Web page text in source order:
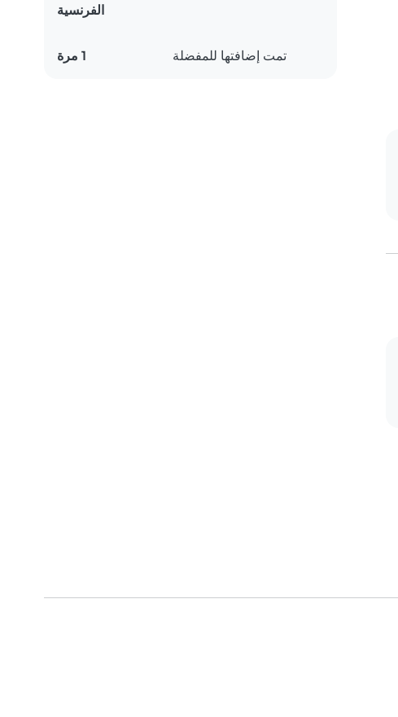
الفرنسية
تمت إضافتها للمفضلة 1 مرة